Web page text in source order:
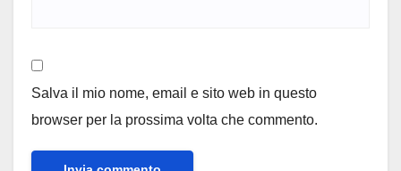
Salva il mio nome, email e sito web in questo
browser per la prossima volta che commento.